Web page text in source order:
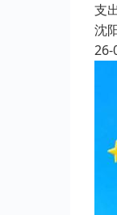
支
沈
26-